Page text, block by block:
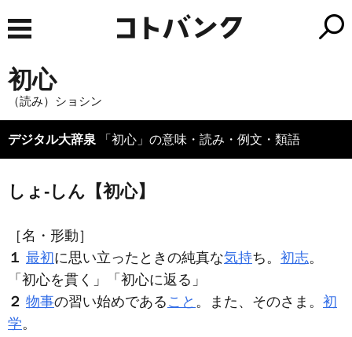
初心
（読み）ショシン
デジタル大辞泉 「初心」の意味・読み・例文・類語
しょ‐しん【初心】
［名・形動］
１ 最初に思い立ったときの純真な気持ち。 初志。
「 初心を貫く」「 初心に返る」
２ 物事の習い始めである こと 。また、そのさま。 初
学。